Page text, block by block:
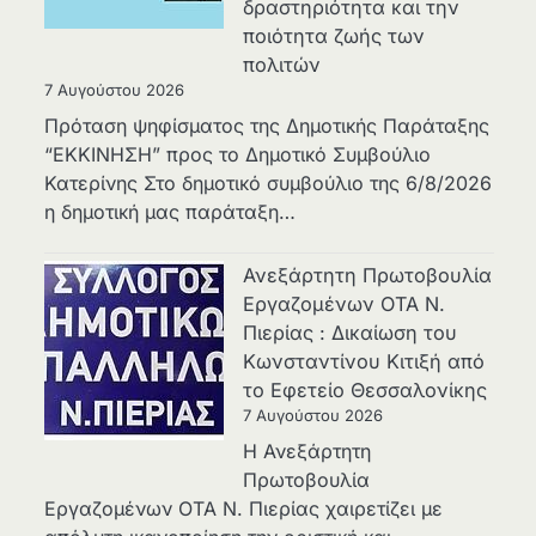
δραστηριότητα και την
ποιότητα ζωής των
πολιτών
7 Αυγούστου 2026
Πρόταση ψηφίσματος της Δημοτικής Παράταξης
“ΕΚΚΙΝΗΣΗ” προς το Δημοτικό Συμβούλιο
Κατερίνης Στο δημοτικό συμβούλιο της 6/8/2026
η δημοτική μας παράταξη…
Ανεξάρτητη Πρωτοβουλία
Εργαζομένων ΟΤΑ Ν.
Πιερίας : Δικαίωση του
Κωνσταντίνου Κιτιξή από
το Εφετείο Θεσσαλονίκης
7 Αυγούστου 2026
Η Ανεξάρτητη
Πρωτοβουλία
Εργαζομένων ΟΤΑ Ν. Πιερίας χαιρετίζει με